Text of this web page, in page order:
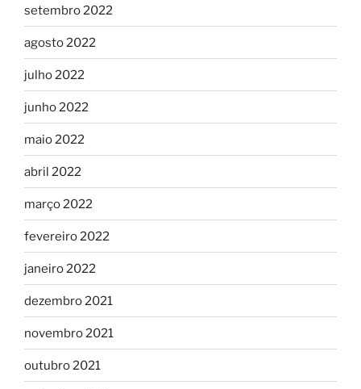
setembro 2022
agosto 2022
julho 2022
junho 2022
maio 2022
abril 2022
março 2022
fevereiro 2022
janeiro 2022
dezembro 2021
novembro 2021
outubro 2021